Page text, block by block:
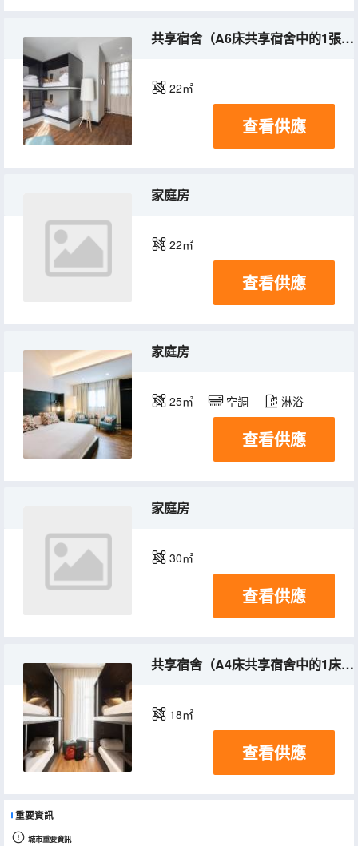
共享宿舍（A6床共享宿舍中的1張床）(床位房)(混合入住)
22㎡
查看供應
家庭房
22㎡
查看供應
家庭房
25㎡ 空調 淋浴
查看供應
家庭房
30㎡
查看供應
共享宿舍（A4床共享宿舍中的1床）(床位房)(混合入住)
18㎡
查看供應
重要資訊
城市重要資訊